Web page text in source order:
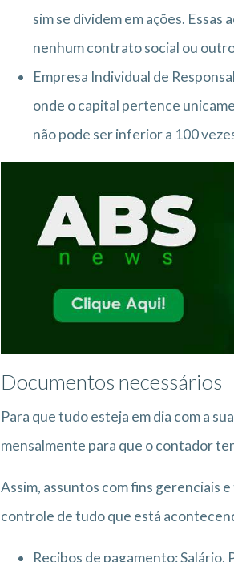
sim se dividem em ações.
nenhum contrato social ou
Empresa Individual de
onde o capital pertence
não pode ser inferior a 100
Documentos necessários
Para que tudo esteja em dia com a
mensalmente para que o contador
Assim, assuntos com fins gerenciais
controle de tudo que está
Recibos de pagamento: